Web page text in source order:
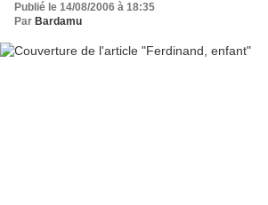
Publié le 14/08/2006 à 18:35
Par Bardamu